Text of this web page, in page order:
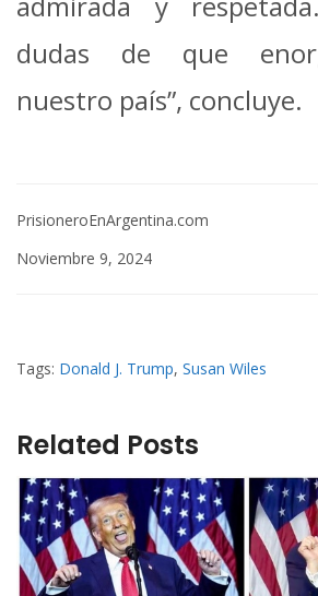
dudas de que
nuestro país”, concluye.
PrisioneroEnArgentina.com
Noviembre 9, 2024
Tags: Donald J. Trump, Susan Wiles
Related Posts